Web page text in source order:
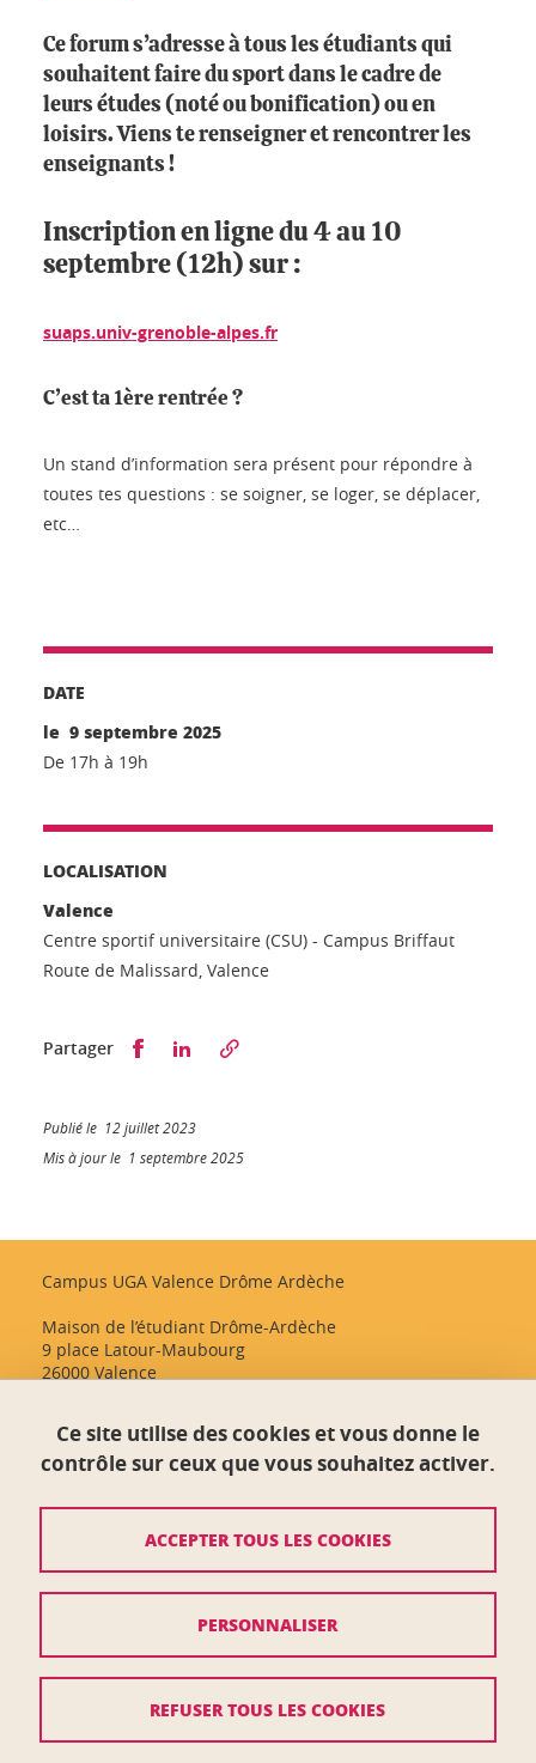
Ce forum s’adresse à tous les étudiants qui
souhaitent faire du sport dans le cadre de
leurs études (noté ou bonification) ou en
loisirs. Viens te renseigner et rencontrer les
enseignants !
Inscription en ligne du 4 au 10
septembre (12h) sur :
suaps.univ-grenoble-alpes.fr
C’est ta 1ère rentrée ?
Un stand d’information sera présent pour répondre à
toutes tes questions : se soigner, se loger, se déplacer,
etc…
DATE
le 9 septembre 2025
De 17h à 19h
LOCALISATION
Valence
Centre sportif universitaire (CSU) - Campus Briffaut
Route de Malissard, Valence
Partager Partager sur Facebook
Partager sur LinkedIn
Publié le 12 juillet 2023
Mis à jour le 1 septembre 2025
Campus UGA Valence Drôme Ardèche
Maison de l’étudiant Drôme-Ardèche
9 place Latour-Maubourg
26000 Valence
Crédits
Mentions légales
Données personnelles
Plans et contacts
Ce site utilise des cookies et vous donne le
contrôle sur ceux que vous souhaitez activer.
ACCEPTER TOUS LES COOKIES
REFUSER TOUS LES COOKIES
PERSONNALISER